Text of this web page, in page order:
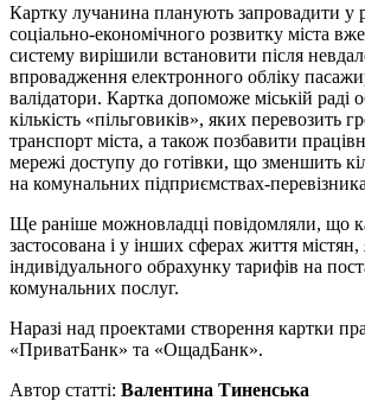
Картку лучанина планують запровадити у
соціально-економічного розвитку міста
систему вирішили встановити після
впровадження електронного обліку
валідатори. Картка допоможе міській раді
кількість «пільговиків», яких перевозить
транспорт міста, а також позбавити
мережі доступу до готівки, що зменшить
на комунальних підприємствах-
Ще раніше можновладці повідомляли, що
застосована і у інших сферах життя містян,
індивідуального обрахунку тарифів на
комунальних послуг.
Наразі над проектами створення картки
«ПриватБанк» та «ОщадБанк».
Автор статті: Валентина Тиненська